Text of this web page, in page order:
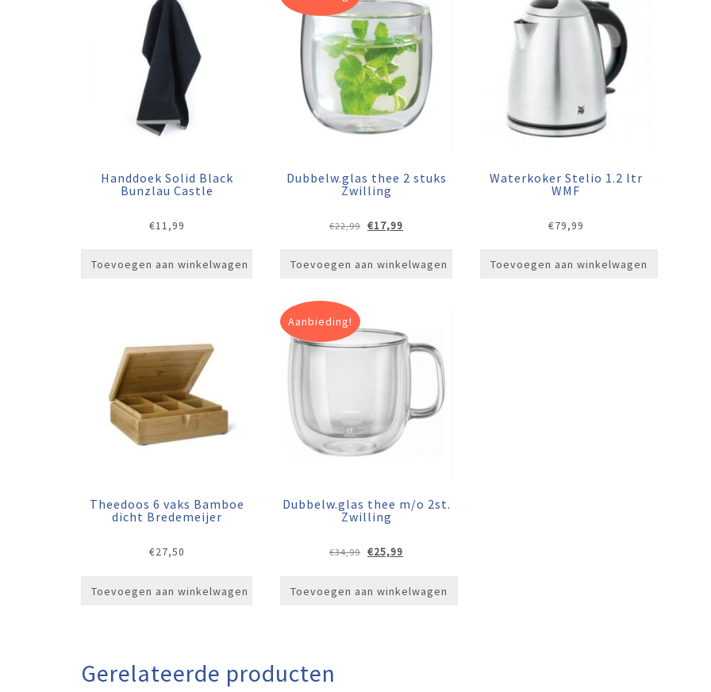
Handdoek Solid Black
Bunzlau Castle
€11,99
Toevoegen aan winkelwagen
Dubbelw.glas thee 2 stuks
Zwilling
€22,99 Oorspronkelijke
€22,99.
€17,99
€17,99.
Toevoegen aan winkelwagen
Waterkoker Stelio 1.2 ltr
WMF
€79,99
Toevoegen aan winkelwagen
Theedoos 6 vaks Bamboe
dicht Bredemeijer
€27,50
Toevoegen aan winkelwagen
Aanbieding!
Dubbelw.glas thee m/o 2st.
Zwilling
€34,99 Oorspronkelijke
€34,99.
€25,99
€25,99.
Toevoegen aan winkelwagen
Gerelateerde producten